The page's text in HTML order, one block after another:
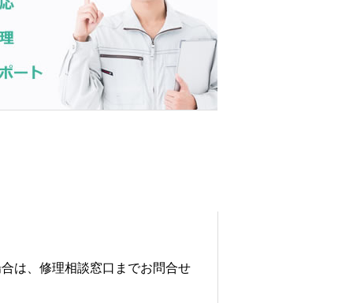
は、修理相談窓口までお問合せ